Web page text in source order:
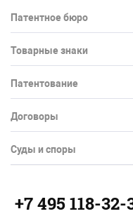
Патентное бюро
Товарные знаки
Патентование
Договоры
Суды и споры
+7 495 118-32-